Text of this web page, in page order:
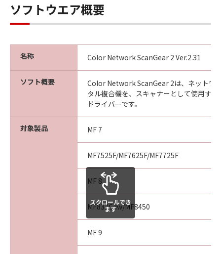
キヤノン株式会社
ソフトウエア概要
名称 Color Network ScanGear 2 Ver.2.31
ソフト概要
Color Network ScanGear 2は、ネットワ
タル複合機を、スキャナーとして使用す
ドライバーです。
対象製品 MF 7
MF7525F/MF7625F/MF7725F
MF 8
MF832Cdw/MF8450
MF 9
スクロールでき
ます